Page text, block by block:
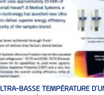
BASSE TEMPÉRATURE